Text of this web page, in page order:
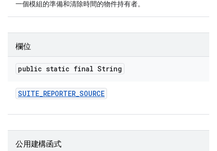
一個模組的準備和清除時間的物件持有者。
欄位
public static final String
SUITE_REPORTER_SOURCE
公用建構函式